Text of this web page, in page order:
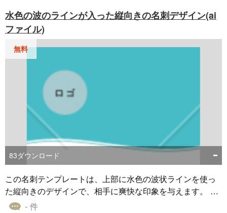
水色の波のラインが入った縦向きの名刺デザイン(ai
ファイル)
無料
83ダウンロード
この名刺テンプレートは、上部に水色の波状ラインを使っ
た縦向きのデザインで、相手に爽快な印象を与えます。 名
刺は企業や個人のブランドを表現するための重要なマーケ
- 件